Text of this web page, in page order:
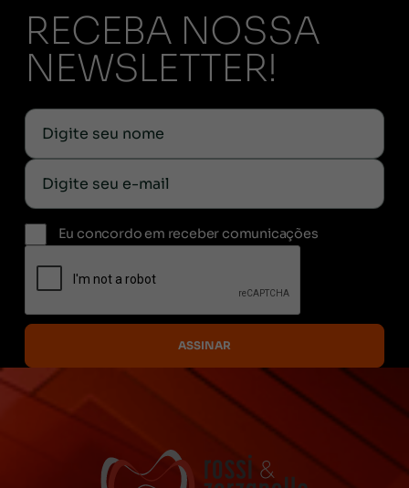
RECEBA NOSSA
NEWSLETTER!
Eu concordo em receber comunicações